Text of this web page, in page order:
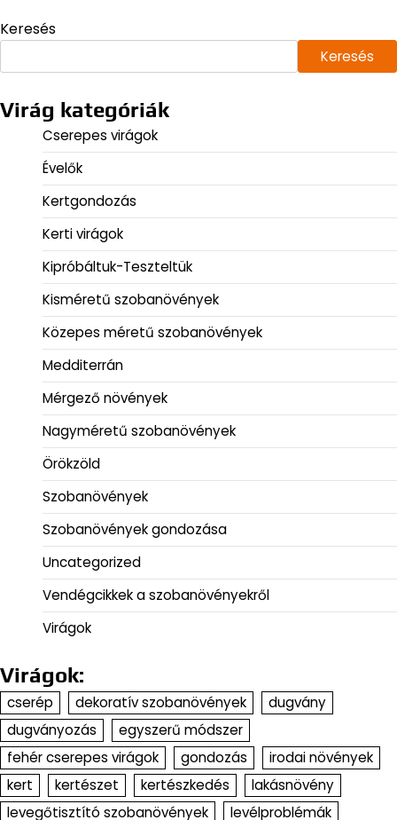
Keresés
Keresés
Virág kategóriák
Cserepes virágok
Évelők
Kertgondozás
Kerti virágok
Kipróbáltuk-Teszteltük
Kisméretű szobanövények
Közepes méretű szobanövények
Medditerrán
Mérgező növények
Nagyméretű szobanövények
Örökzöld
Szobanövények
Szobanövények gondozása
Uncategorized
Vendégcikkek a szobanövényekről
Virágok
Virágok:
cserép dekoratív szobanövények
dugvány
dugványozás
egyszerű módszer
fehér cserepes virágok
gondozás
irodai növények
kert
kertészet kertészkedés
lakásnövény
levegőtisztító szobanövények
levélproblémák